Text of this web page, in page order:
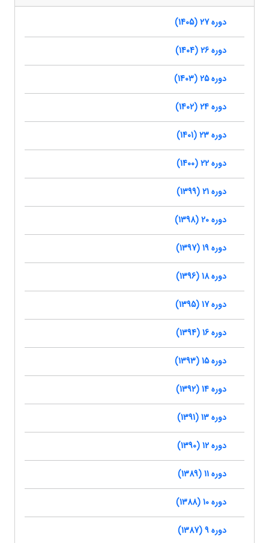
دوره 27 (1405)
دوره 26 (1404)
دوره 25 (1403)
دوره 24 (1402)
دوره 23 (1401)
دوره 22 (1400)
دوره 21 (1399)
دوره 20 (1398)
دوره 19 (1397)
دوره 18 (1396)
دوره 17 (1395)
دوره 16 (1394)
دوره 15 (1393)
دوره 14 (1392)
دوره 13 (1391)
دوره 12 (1390)
دوره 11 (1389)
دوره 10 (1388)
دوره 9 (1387)